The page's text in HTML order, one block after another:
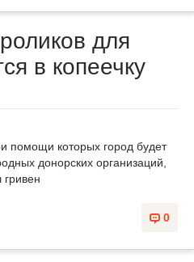
для
в копеечку
помощи которых город будет
донорских организаций,
0